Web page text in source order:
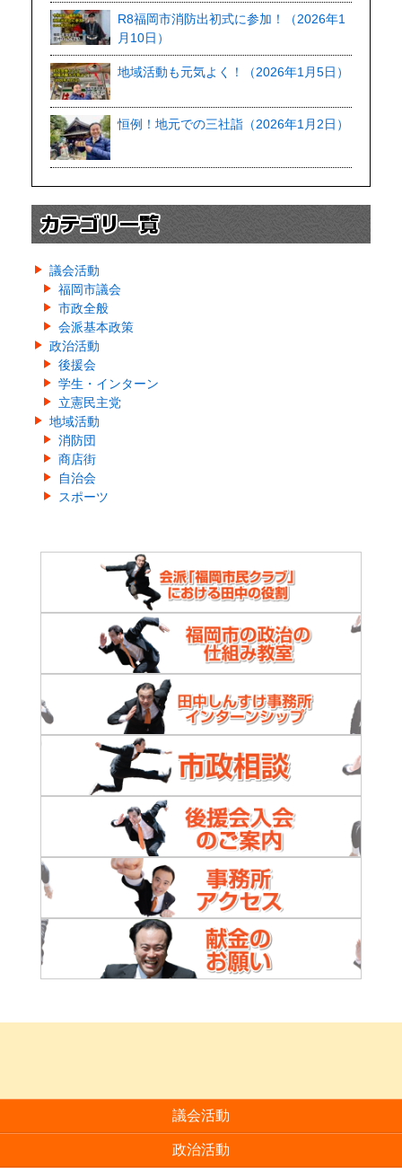
R8福岡市消防出初式に参加！（2026年1
月10日）
地域活動も元気よく！（2026年1月5日）
恒例！地元での三社詣（2026年1月2日）
議会活動
福岡市議会
市政全般
会派基本政策
政治活動
後援会
学生・インターン
立憲民主党
地域活動
消防団
商店街
自治会
スポーツ
議会活動
政治活動